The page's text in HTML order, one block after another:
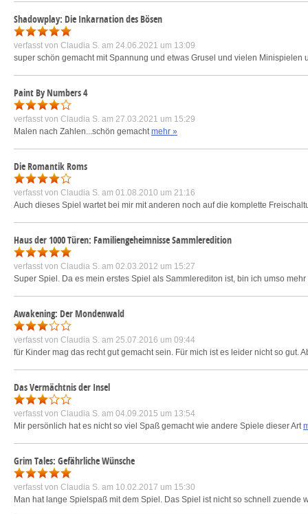
Shadowplay: Die Inkarnation des Bösen
verfasst von Claudia S. am 24.06.2021 um 13:09
super schön gemacht mit Spannung und etwas Grusel und vielen
Paint By Numbers 4
verfasst von Claudia S. am 27.03.2021 um 15:29
Malen nach Zahlen...schön gemachtmehr »
Die Romantik Roms
verfasst von Claudia S. am 01.08.2010 um 21:16
Auch dieses Spiel wartet bei mir mit anderen noch auf die komplette
Haus der 1000 Türen: Familiengeheimnisse Sammleredition
verfasst von Claudia S. am 02.03.2012 um 15:27
Super Spiel. Da es mein erstes Spiel als Sammlerediton ist, bin ich umso
Awakening: Der Mondenwald
verfasst von Claudia S. am 25.07.2016 um 09:44
für Kinder mag das recht gut gemacht sein. Für mich ist es leider nicht so gut.
Das Vermächtnis der Insel
verfasst von Claudia S. am 04.09.2015 um 13:54
Mir persönlich hat es nicht so viel Spaß gemacht wie andere Spiele dieser Art
Grim Tales: Gefährliche Wünsche
verfasst von Claudia S. am 10.02.2017 um 15:30
Man hat lange Spielspaß mit dem Spiel. Das Spiel ist nicht so schnell